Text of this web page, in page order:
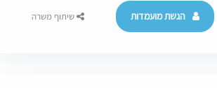
הגשת מועמדות שיתוף משרה